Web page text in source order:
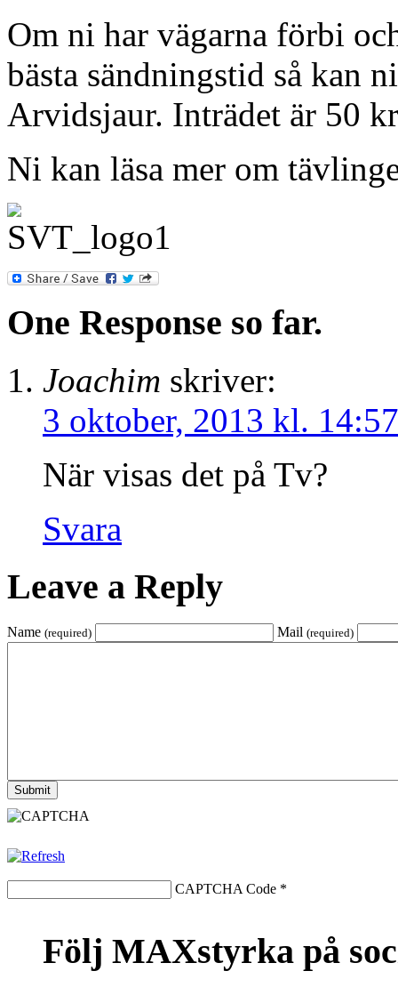
Om ni har vägarna förbi
bästa sändningstid så kan
Arvidsjaur. Inträdet är 50
Ni kan läsa mer om
One Response so far.
Joachim skriver:
3 oktober, 2013 kl. 14:57
När visas det på Tv?
Svara
Leave a Reply
Name (required) Mail (required)
CAPTCHA Code *
Följ MAXstyrka på